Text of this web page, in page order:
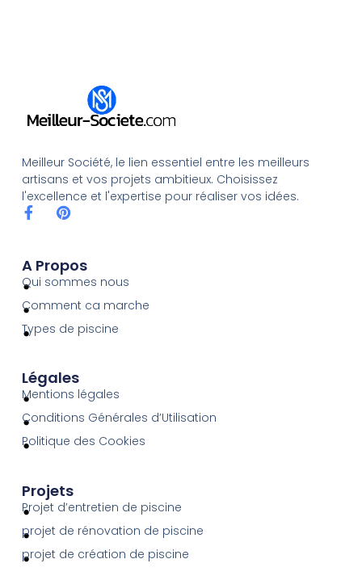
Meilleur Société, le lien essentiel entre les meilleurs
artisans et vos projets ambitieux. Choisissez
l'excellence et l'expertise pour réaliser vos idées.
Projets
Projet d’entretien de piscine
projet de rénovation de piscine
projet de création de piscine
Légales
Mentions légales
Conditions Générales d’Utilisation
Politique des Cookies
A Propos
Qui sommes nous
Comment ca marche
Types de piscine